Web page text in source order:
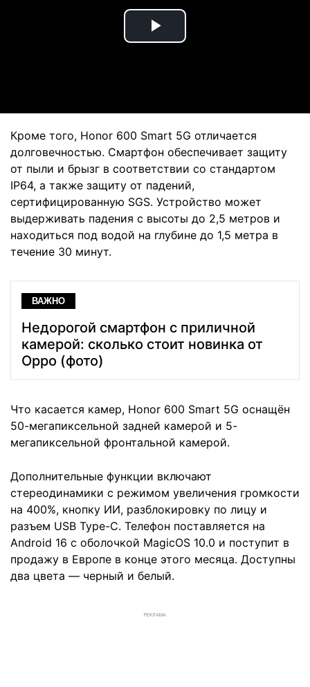
Play
Кроме того, Honor 600 Smart 5G отличается
долговечностью. Смартфон обеспечивает защиту
от пыли и брызг в соответствии со стандартом
IP64, а также защиту от падений,
сертифицированную SGS. Устройство может
выдерживать падения с высоты до 2,5 метров и
находиться под водой на глубине до 1,5 метра в
течение 30 минут.
ВАЖНО
Недорогой смартфон с приличной
камерой: сколько стоит новинка от
Oppo (фото)
Что касается камер, Honor 600 Smart 5G оснащён
50-мегапиксельной задней камерой и 5-
мегапиксельной фронтальной камерой.
Дополнительные функции включают
стереодинамики с режимом увеличения громкости
на 400%, кнопку ИИ, разблокировку по лицу и
разъем USB Type-C. Телефон поставляется на
Android 16 с оболочкой MagicOS 10.0 и поступит в
продажу в Европе в конце этого месяца. Доступны
два цвета — черный и белый.
РЕКЛАМА